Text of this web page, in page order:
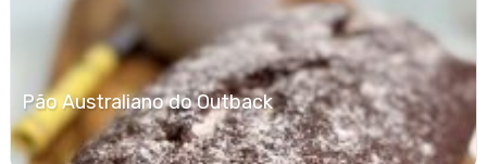
Pão Australiano do Outback